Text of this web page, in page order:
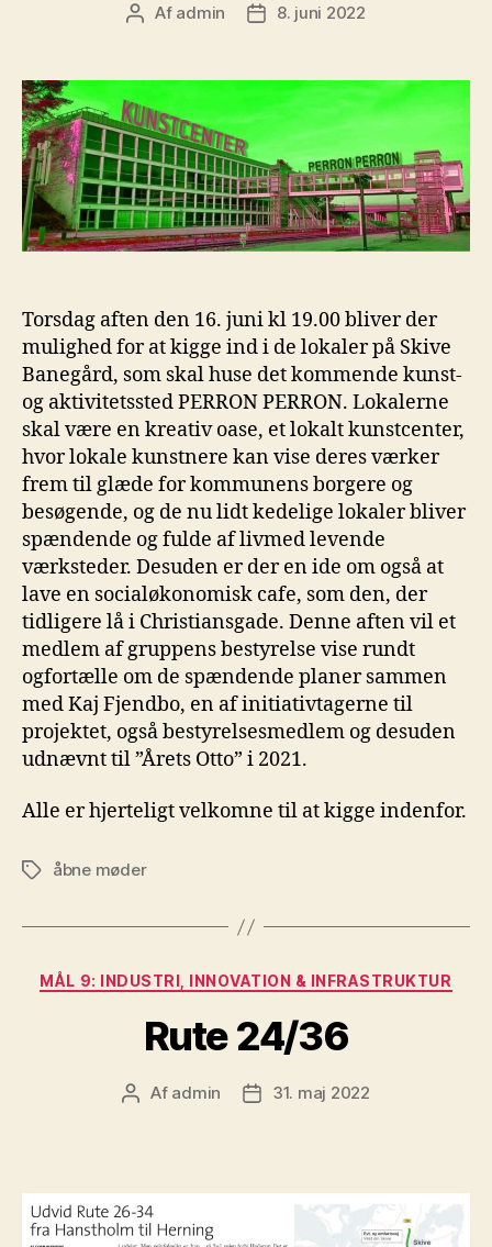
Indlægsforfatter
Af admin Indlægsdato
8. juni 2022
Torsdag aften den 16. juni kl 19.00 bliver der
mulighed for at kigge ind i de lokaler på Skive
Banegård, som skal huse det kommende kunst-
og aktivitetssted PERRON PERRON. Lokalerne
skal være en kreativ oase, et lokalt kunstcenter,
hvor lokale kunstnere kan vise deres værker
frem til glæde for kommunens borgere og
besøgende, og de nu lidt kedelige lokaler bliver
spændende og fulde af livmed levende
værksteder. Desuden er der en ide om også at
lave en socialøkonomisk cafe, som den, der
tidligere lå i Christiansgade. Denne aften vil et
medlem af gruppens bestyrelse vise rundt
ogfortælle om de spændende planer sammen
med Kaj Fjendbo, en af initiativtagerne til
projektet, også bestyrelsesmedlem og desuden
udnævnt til ”Årets Otto” i 2021.
Alle er hjerteligt velkomne til at kigge indenfor.
Tagsåbne møder
Kategorier
MÅL 9: INDUSTRI, INNOVATION & INFRASTRUKTUR
Rute 24/36
Indlægsforfatter
Af admin Indlægsdato
31. maj 2022